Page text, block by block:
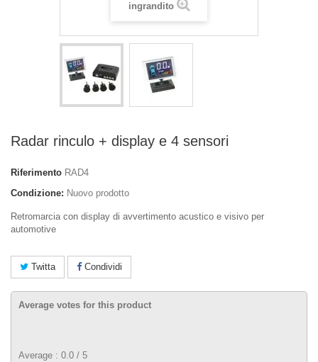
ingrandito
Radar rinculo + display e 4 sensori
Riferimento RAD4
Condizione: Nuovo prodotto
Retromarcia con display di avvertimento acustico e visivo per
automotive
Twitta Condividi
Average votes for this product
Average : 0.0 / 5